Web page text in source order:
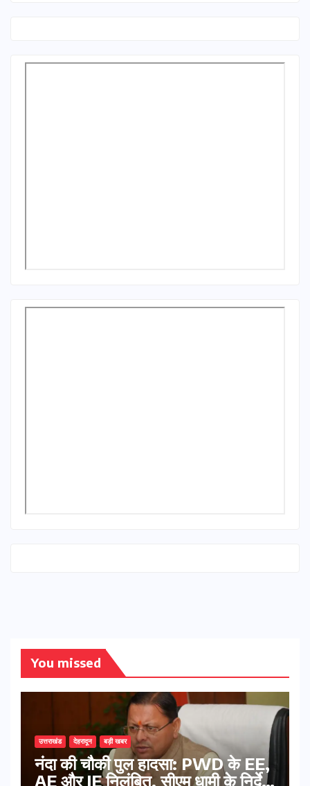
You missed
उत्तराखंड देहरादून बड़ी खबर
नंदा की चौकी पुल हादसा: PWD के EE,
AE और JE निलंबित, सीएम धामी के निर्देश